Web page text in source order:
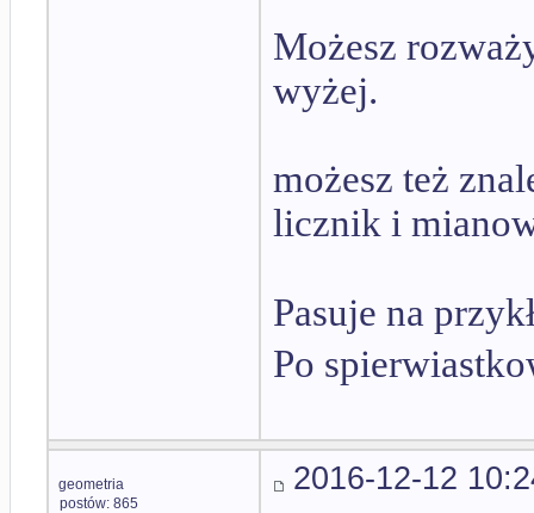
Możesz
wyżej.
możesz też
licznik i
Pasuje na
Po
geometria
postów: 865
2016-12-12